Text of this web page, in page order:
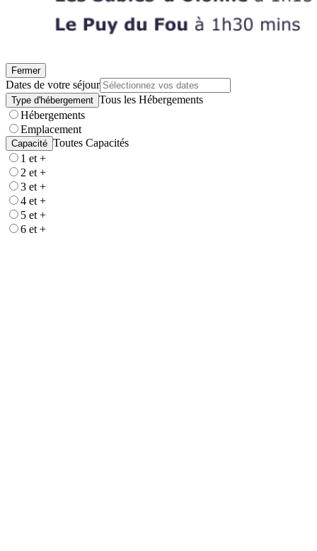
Fermer
Dates de votre séjour
Type d'hébergement Tous les Hébergements
Hébergements
Emplacement
Capacité Toutes Capacités
1 et +
2 et +
3 et +
4 et +
5 et +
6 et +